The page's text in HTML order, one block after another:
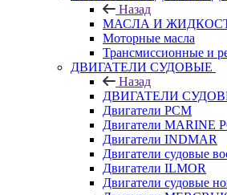
Назад
МАСЛА И
Моторные масла
Трансмиссионные и
ДВИГАТЕЛИ СУДОВЫЕ
Назад
ДВИГАТЕЛИ
Двигатели PCM
Двигатели MARINE
Двигатели INDMAR
Двигатели судовые
Двигатели ILMOR
Двигатели судовые